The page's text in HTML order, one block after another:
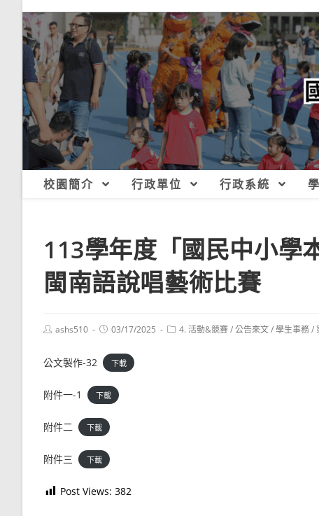
校園簡介 行政單位 行政系統
113學年度「國民中小學
閩南語說唱藝術比賽
Postashs510
Post03/17/2025
Post4. 活動&競賽/公告來文/學生事務/
公文製作-32 下載
附件一-1 下載
附件二 下載
附件三 下載
Post Views: 382